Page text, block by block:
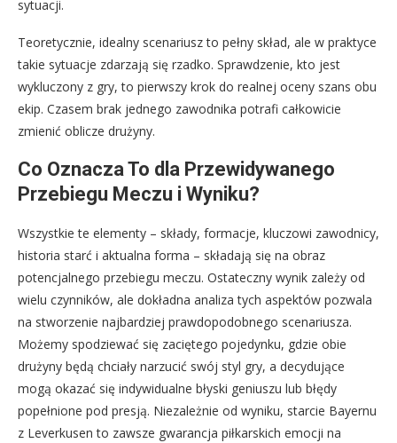
sytuacji.
Teoretycznie, idealny scenariusz to pełny skład, ale w praktyce
takie sytuacje zdarzają się rzadko. Sprawdzenie, kto jest
wykluczony z gry, to pierwszy krok do realnej oceny szans obu
ekip. Czasem brak jednego zawodnika potrafi całkowicie
zmienić oblicze drużyny.
Co Oznacza To dla Przewidywanego
Przebiegu Meczu i Wyniku?
Wszystkie te elementy – składy, formacje, kluczowi zawodnicy,
historia starć i aktualna forma – składają się na obraz
potencjalnego przebiegu meczu. Ostateczny wynik zależy od
wielu czynników, ale dokładna analiza tych aspektów pozwala
na stworzenie najbardziej prawdopodobnego scenariusza.
Możemy spodziewać się zaciętego pojedynku, gdzie obie
drużyny będą chciały narzucić swój styl gry, a decydujące
mogą okazać się indywidualne błyski geniuszu lub błędy
popełnione pod presją. Niezależnie od wyniku, starcie Bayernu
z Leverkusen to zawsze gwarancja piłkarskich emocji na